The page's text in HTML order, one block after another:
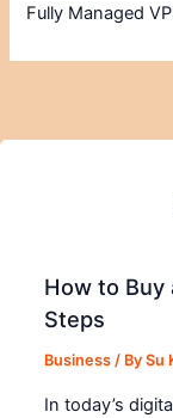
Fully Managed
How to Buy
Steps
Business / BySu
In today’s